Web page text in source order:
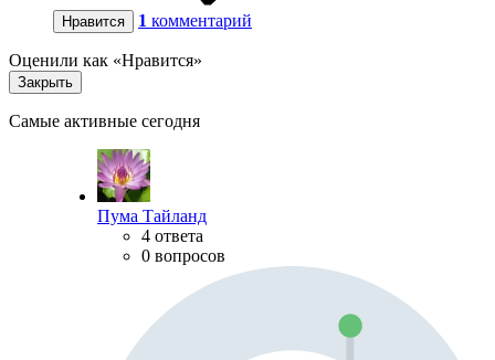
Нравится 1 комментарий
Оценили как «Нравится»
Закрыть
Самые активные сегодня
Пума Тайланд
4 ответа
0 вопросов